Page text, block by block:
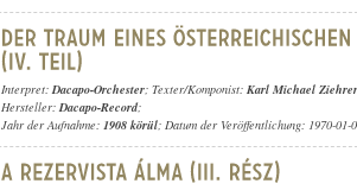
Interpret:Dacapo-Orchester; Texter/Komponist: Karl Michael Ziehrer
Hersteller:Dacapo-Record;
Jahr der Aufnahme: 1908 körül; Datum der Veröffentlichung: 1970-01-